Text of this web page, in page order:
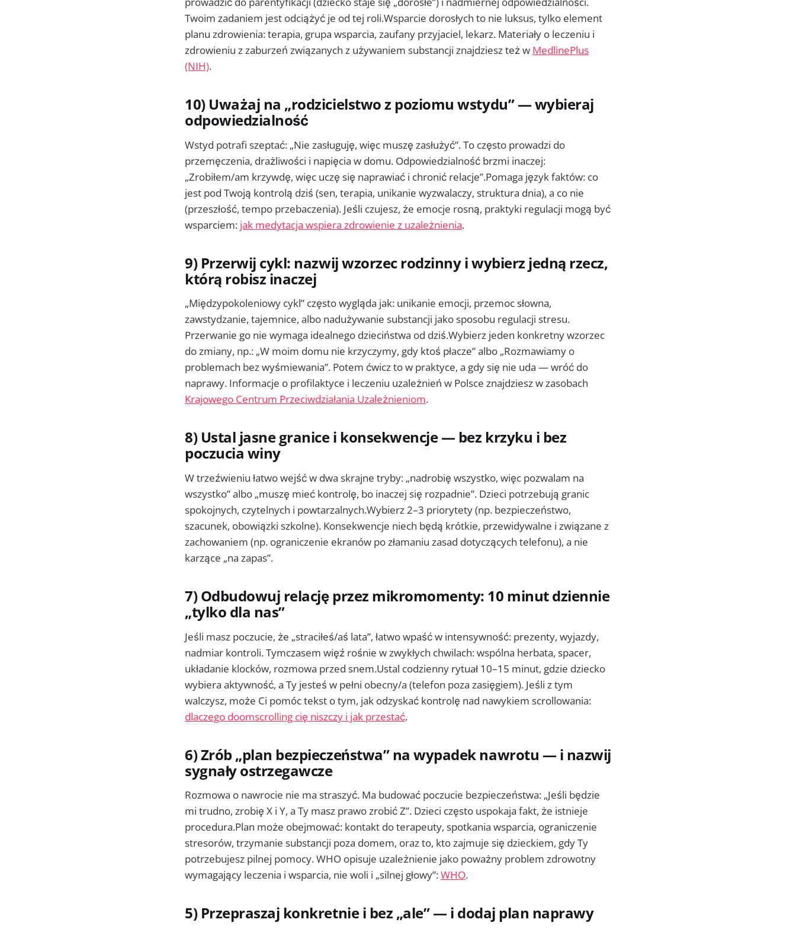
Twoim zadaniem jest odciążyć je od tej roli.Wsparcie dorosłych to nie luksus, tylko element
planu zdrowienia: terapia, grupa wsparcia, zaufany przyjaciel, lekarz. Materiały o leczeniu i
zdrowieniu z zaburzeń związanych z używaniem substancji znajdziesz też w MedlinePlus
(NIH).
10) Uważaj na „rodzicielstwo z poziomu wstydu” — wybieraj
odpowiedzialność
Wstyd potrafi szeptać: „Nie zasługuję, więc muszę zasłużyć”. To często prowadzi do
przemęczenia, drażliwości i napięcia w domu. Odpowiedzialność brzmi inaczej:
„Zrobiłem/am krzywdę, więc uczę się naprawiać i chronić relacje”.Pomaga język faktów: co
jest pod Twoją kontrolą dziś (sen, terapia, unikanie wyzwalaczy, struktura dnia), a co nie
(przeszłość, tempo przebaczenia). Jeśli czujesz, że emocje rosną, praktyki regulacji mogą być
wsparciem: jak medytacja wspiera zdrowienie z uzależnienia.
9) Przerwij cykl: nazwij wzorzec rodzinny i wybierz jedną rzecz,
którą robisz inaczej
„Międzypokoleniowy cykl” często wygląda jak: unikanie emocji, przemoc słowna,
zawstydzanie, tajemnice, albo nadużywanie substancji jako sposobu regulacji stresu.
Przerwanie go nie wymaga idealnego dzieciństwa od dziś.Wybierz jeden konkretny wzorzec
do zmiany, np.: „W moim domu nie krzyczymy, gdy ktoś płacze” albo „Rozmawiamy o
problemach bez wyśmiewania”. Potem ćwicz to w praktyce, a gdy się nie uda — wróć do
naprawy. Informacje o profilaktyce i leczeniu uzależnień w Polsce znajdziesz w zasobach
Krajowego Centrum Przeciwdziałania Uzależnieniom.
8) Ustal jasne granice i konsekwencje — bez krzyku i bez
poczucia winy
W trzeźwieniu łatwo wejść w dwa skrajne tryby: „nadrobię wszystko, więc pozwalam na
wszystko” albo „muszę mieć kontrolę, bo inaczej się rozpadnie”. Dzieci potrzebują granic
spokojnych, czytelnych i powtarzalnych.Wybierz 2–3 priorytety (np. bezpieczeństwo,
szacunek, obowiązki szkolne). Konsekwencje niech będą krótkie, przewidywalne i związane z
zachowaniem (np. ograniczenie ekranów po złamaniu zasad dotyczących telefonu), a nie
karzące „na zapas”.
7) Odbudowuj relację przez mikromomenty: 10 minut dziennie
„tylko dla nas”
Jeśli masz poczucie, że „straciłeś/aś lata”, łatwo wpaść w intensywność: prezenty, wyjazdy,
nadmiar kontroli. Tymczasem więź rośnie w zwykłych chwilach: wspólna herbata, spacer,
układanie klocków, rozmowa przed snem.Ustal codzienny rytuał 10–15 minut, gdzie dziecko
wybiera aktywność, a Ty jesteś w pełni obecny/a (telefon poza zasięgiem). Jeśli z tym
walczysz, może Ci pomóc tekst o tym, jak odzyskać kontrolę nad nawykiem scrollowania:
dlaczego doomscrolling cię niszczy i jak przestać.
6) Zrób „plan bezpieczeństwa” na wypadek nawrotu — i nazwij
sygnały ostrzegawcze
Rozmowa o nawrocie nie ma straszyć. Ma budować poczucie bezpieczeństwa: „Jeśli będzie
mi trudno, zrobię X i Y, a Ty masz prawo zrobić Z”. Dzieci często uspokaja fakt, że istnieje
procedura.Plan może obejmować: kontakt do terapeuty, spotkania wsparcia, ograniczenie
stresorów, trzymanie substancji poza domem, oraz to, kto zajmuje się dzieckiem, gdy Ty
potrzebujesz pilnej pomocy. WHO opisuje uzależnienie jako poważny problem zdrowotny
wymagający leczenia i wsparcia, nie woli i „silnej głowy”:WHO.
5) Przepraszaj konkretnie i bez „ale” — i dodaj plan naprawy